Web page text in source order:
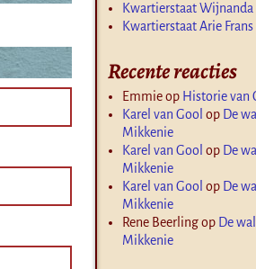
Kwartierstaat Wijnanda
Kwartierstaat Arie
Recente reacties
Emmieop Historie van
Karel van Gool op De
Mikkenie
Karel van Gool op De
Mikkenie
Karel van Gool op De
Mikkenie
Rene Beerlingop De
Mikkenie